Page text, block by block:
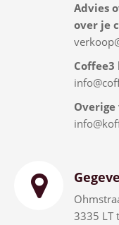
Advies
over je
Coffee3
Overige
3335 LT